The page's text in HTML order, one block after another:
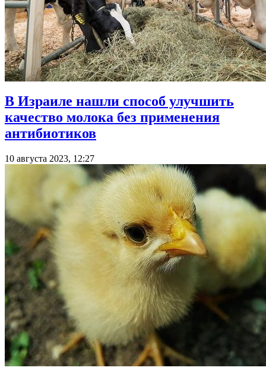
В Израиле нашли способ улучшить
качество молока без применения
антибиотиков
10 августа 2023, 12:27